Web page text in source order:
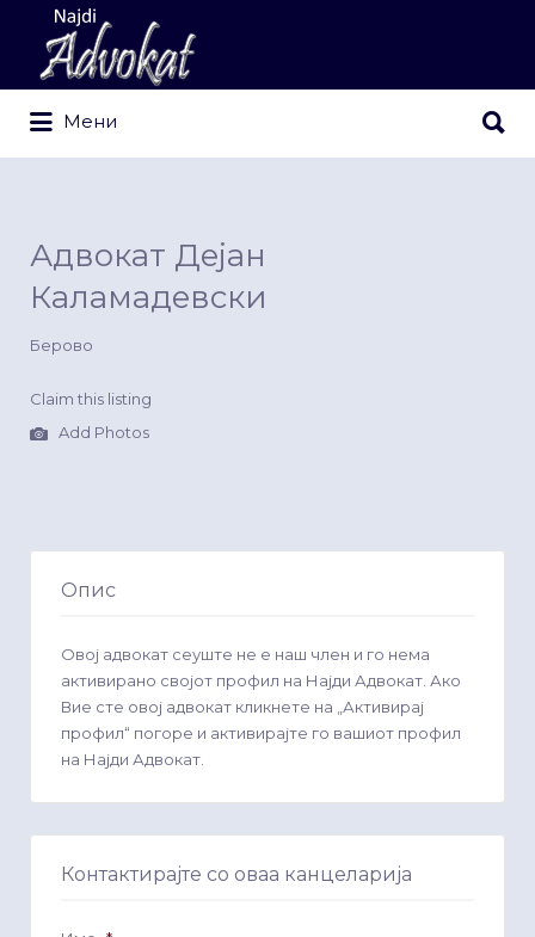
Search
for:
Мени
for:
Адвокат Дејан
Каламадевски
Берово
Claim this listing
Add Photos
Опис
Овој адвокат сеуште не е наш член и го нема
активирано својот профил на Најди Адвокат. Ако
Вие сте овој адвокат кликнете на „Активирај
профил“ погоре и активирајте го вашиот профил
на Најди Адвокат.
Контактирајте со оваа канцеларија